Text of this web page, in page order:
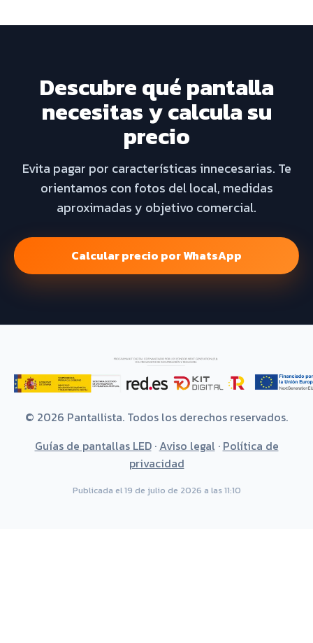
Descubre qué pantalla
necesitas y calcula su
precio
Evita pagar por características innecesarias. Te
orientamos con fotos del local, medidas
aproximadas y objetivo comercial.
Calcular precio por WhatsApp
© 2026 Pantallista. Todos los derechos reservados.
Guías de pantallas LED· Aviso legal · Política de
privacidad
Publicada el 19 de julio de 2026 a las 11:10